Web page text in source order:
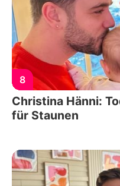
8
Christina Hänni:
für Staunen